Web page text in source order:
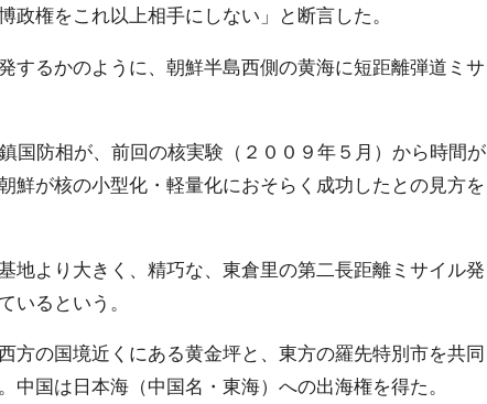
政権をこれ以上相手にしない」と断言した。
するかのように、朝鮮半島西側の黄海に短距離弾道ミサ
国防相が、前回の核実験（２００９年５月）から時間が
鮮が核の小型化・軽量化におそらく成功したとの見方を
地より大きく、精巧な、東倉里の第二長距離ミサイル発
いるという。
方の国境近くにある黄金坪と、東方の羅先特別市を共同
中国は日本海（中国名・東海）への出海権を得た。